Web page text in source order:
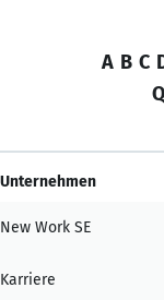
A B C
Q
Unternehmen
New Work SE
Karriere